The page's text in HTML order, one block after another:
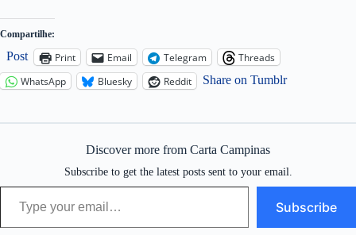
Compartilhe:
Post Print Email Telegram
Threads
WhatsApp
Bluesky Reddit Share on Tumblr
Discover more from Carta Campinas
Subscribe to get the latest posts sent to your email.
Type your email…
Subscribe